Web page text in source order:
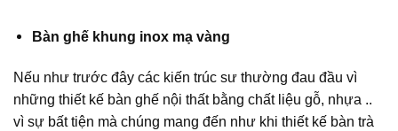
Bàn ghế khung inox mạ vàng
Nếu như trước đây các kiến trúc sư thường đau đầu vì
những thiết kế bàn ghế nội thất bằng chất liệu gỗ, nhựa ..
vì sự bất tiện mà chúng mang đến như khi thiết kế bàn trà